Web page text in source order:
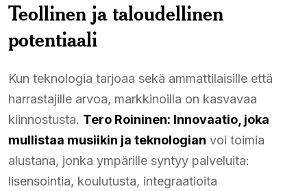
Teollinen ja taloudellinen
potentiaali
Kun teknologia tarjoaa sekä ammattilaisille että
harrastajille arvoa, markkinoilla on kasvavaa
kiinnostusta. Tero Roininen: Innovaatio, joka
mullistaa musiikin ja teknologian voi toimia
alustana, jonka ympärille syntyy palveluita:
lisensointia, koulutusta, integraatioita